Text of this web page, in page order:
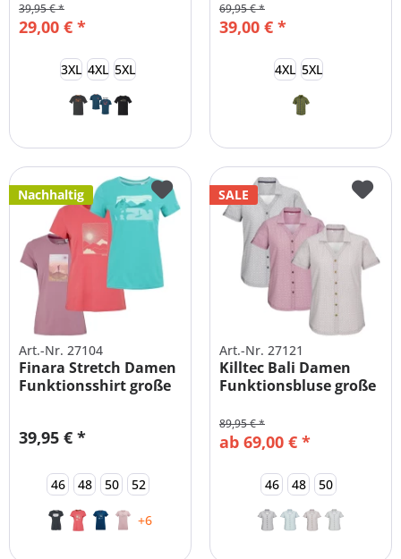
29,00 € *
39,95 € *
3XL 4XL 5XL
39,00 € *
69,95 € *
4XL 5XL
Nachhaltig
Art.-Nr. 27104
Finara Stretch Damen
Funktionsshirt große
39,95 € *
46 48 50 52
+6
SALE
Art.-Nr. 27121
Killtec Bali Damen
Funktionsbluse große
ab 69,00 € *
89,95 € *
46 48 50